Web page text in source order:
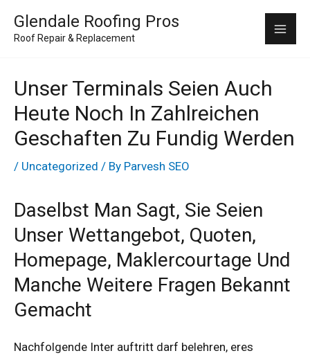
Glendale Roofing Pros
Roof Repair & Replacement
Unser Terminals Seien Auch
Heute Noch In Zahlreichen
Geschaften Zu Fundig Werden
/ Uncategorized / By Parvesh SEO
Daselbst Man Sagt, Sie Seien
Unser Wettangebot, Quoten,
Homepage, Maklercourtage Und
Manche Weitere Fragen Bekannt
Gemacht
Nachfolgende Inter auftritt darf belehren, eres